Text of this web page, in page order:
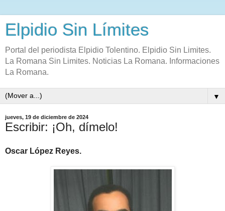
Elpidio Sin Límites
Portal del periodista Elpidio Tolentino. Elpidio Sin Limites.
La Romana Sin Limites. Noticias La Romana. Informaciones
La Romana.
▼
jueves, 19 de diciembre de 2024
Escribir: ¡Oh, dímelo!
Oscar López Reyes.